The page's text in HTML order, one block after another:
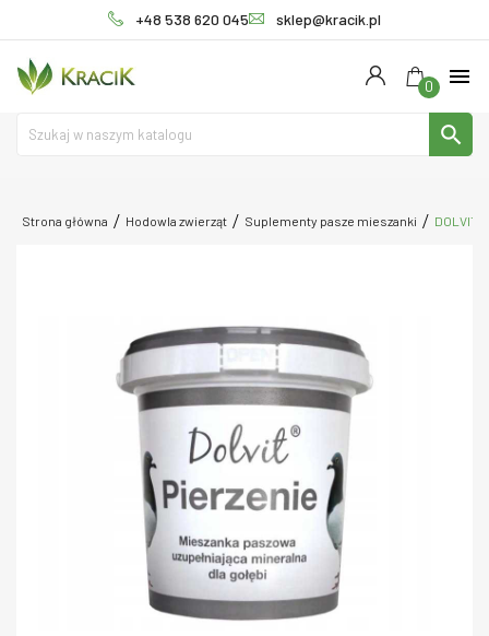
+48 538 620 045 sklep@kracik.pl
0 menu
search
Strona główna Hodowla zwierząt Suplementy pasze mieszanki DOLVIT